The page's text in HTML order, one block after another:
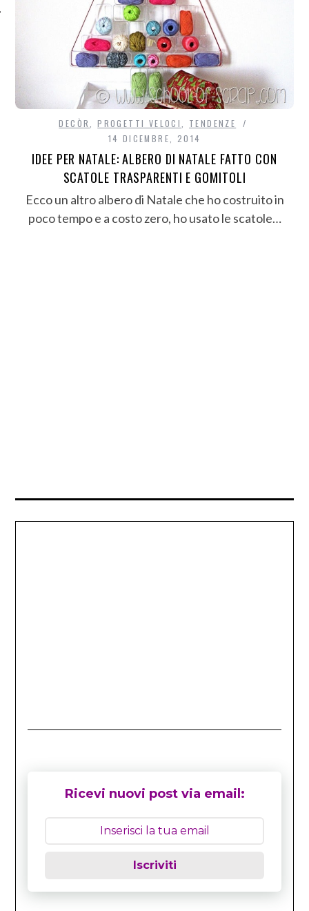
DECÒR ,PROGETTI VELOCI
TENDENZE
14 DICEMBRE, 2014
IDEE PER NATALE: ALBERO DI NATALE FATTO CON
SCATOLE TRASPARENTI E GOMITOLI
Ecco un altro albero di Natale che ho costruito in
poco tempo e a costo zero, ho usato le scatole…
Ricevi nuovi post via email:
Iscriviti